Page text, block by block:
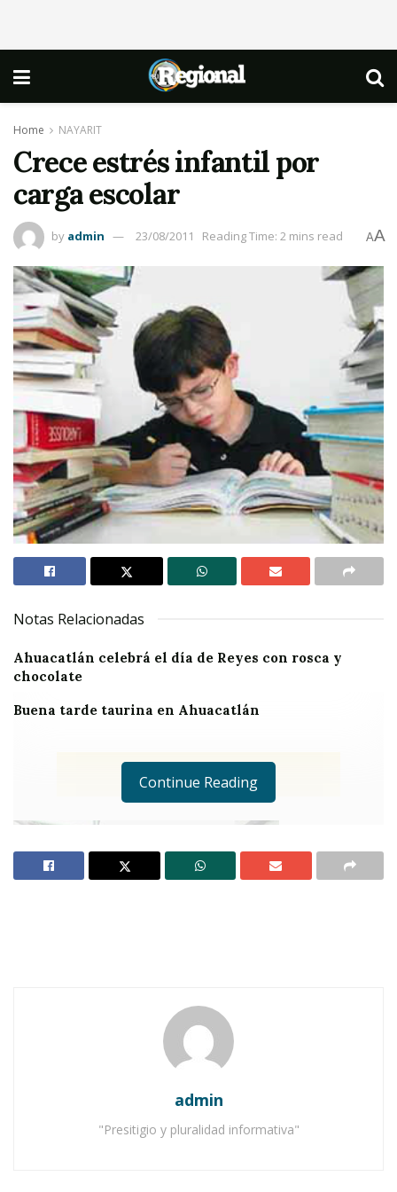
Home NAYARIT
Crece estrés infantil por
carga escolar
by admin 23/08/2011 Reading Time: 2 mins read AA
Notas Relacionadas
Ahuacatlán celebrá el día de Reyes con rosca y
chocolate
Buena tarde taurina en Ahuacatlán
Región Sur; agosto 22.-
(Omar G. Nieves).-
Desde hace años se sabe que este mal aqueja
también a niños y a jóvenes, a quienes les es
Continue Reading
admin
"Presitigio y pluralidad informativa"